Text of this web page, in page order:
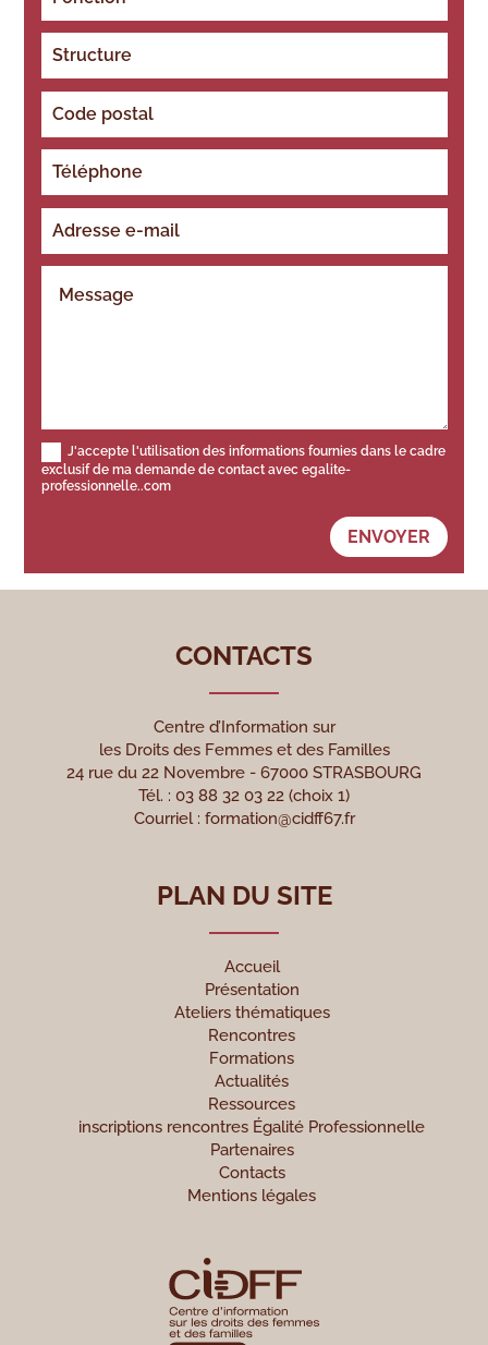
J'accepte l'utilisation des informations fournies dans le cadre
exclusif de ma demande de contact avec egalite-
professionnelle..com
ENVOYER
CONTACTS
Centre d’Information sur
les Droits des Femmes et des Familles
24 rue du 22 Novembre - 67000 STRASBOURG
Tél. : 03 88 32 03 22 (choix 1)
Courriel : formation@cidff67.fr
PLAN DU SITE
Accueil
Présentation
Ateliers thématiques
Rencontres
Formations
Actualités
Ressources
inscriptions rencontres Égalité Professionnelle
Partenaires
Contacts
Mentions légales